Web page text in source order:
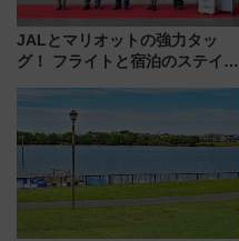
JALとマリオットの強力タッ
グ！ フライトと宿泊のステイタ
上級会員資格を効率よく獲得す
る方法を解説